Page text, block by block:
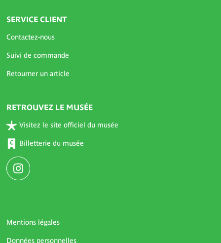
SERVICE CLIENT
Contactez-nous
Suivi de commande
Retourner un article
RETROUVEZ LE MUSÉE
Visitez le site officiel du musée
Billetterie du musée
Mentions légales
Données personnelles